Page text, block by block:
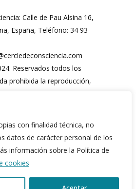
con finalidad técnica, no
datos de carácter personal de los
información sobre la Política de
cookies
Calle de Pau Alsina 16,
España, Teléfono: 34 93
Reservados todos los
prohibida la reproducción,
o parcial, de los contenidos
autorización por escrito
o de sus legítimos